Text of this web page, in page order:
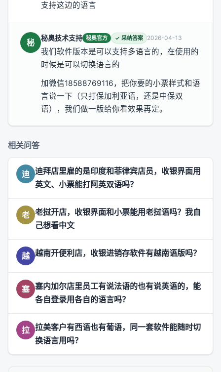
支持这边的语言
秘 秘奥技术支持 秘奥官方 ✓ 采纳答案 2026-04-13
我们软件版本是可以支持多语言的，在使用的
时候是可以切换语言的
加微信18588769116，把你要的小票样式和语
言说一下（只打保加利亚语，还是中保双
语），我们做一版给你看效果再定。
相关问答
迪 迪拜店里雇的是印度和菲律宾店员，收银界面用
英文、小票能打阿英双语吗？
老 老挝开店，收银界面和小票能用老挝语吗？我自
己想看中文
越 越南开便利店，收银进销存软件有越南语版吗？
塞 塞内加尔店里员工有说法语的也有说英语的，能
各自登录用各自的语言吗？
拉 拉美客户有西语也有葡语，同一套软件能随时切
换语言用吗？